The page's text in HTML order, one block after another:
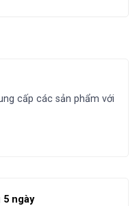
cấp các sản phẩm với
ngày